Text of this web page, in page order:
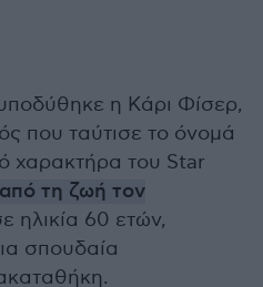
η Κάρι Φίσερ,
που ταύτισε το όνομά
χαρακτήρα του Star
τη ζωή τον
ηλικία 60 ετών,
σπουδαία